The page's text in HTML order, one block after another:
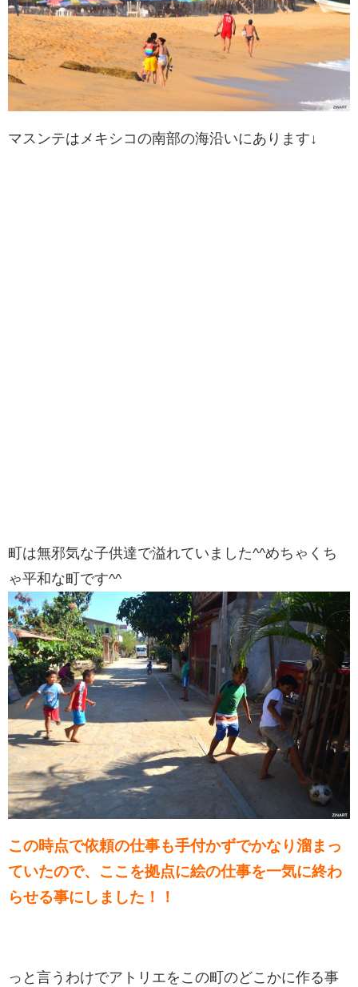
マスンテはメキシコの南部の海沿いにあります↓
町は無邪気な子供達で溢れていました^^めちゃくち
ゃ平和な町です^^
この時点で依頼の仕事も手付かずでかなり溜まっ
ていたので、ここを拠点に絵の仕事を一気に終わ
らせる事にしました！！
っと言うわけでアトリエをこの町のどこかに作る事